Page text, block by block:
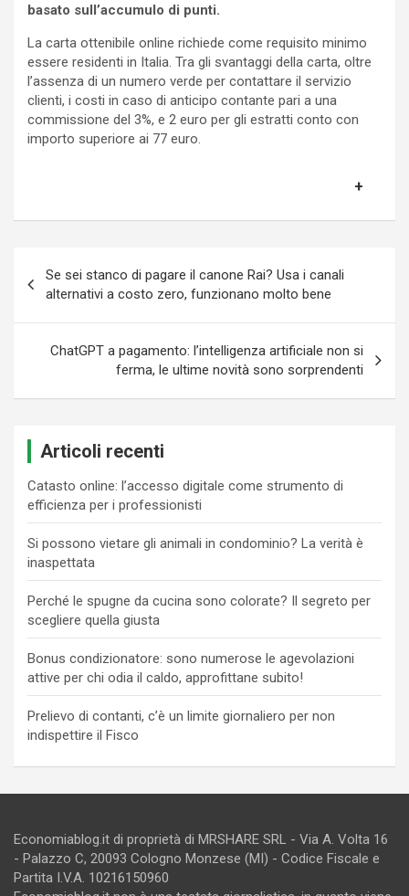
basato sull’accumulo di punti.
La carta ottenibile online richiede come requisito minimo
essere residenti in Italia. Tra gli svantaggi della carta, oltre
l’assenza di un numero verde per contattare il servizio
clienti, i costi in caso di anticipo contante pari a una
commissione del 3%, e 2 euro per gli estratti conto con
importo superiore ai 77 euro.
articoli
Se sei stanco di pagare il canone Rai? Usa i canali
alternativi a costo zero, funzionano molto bene
ChatGPT a pagamento: l’intelligenza artificiale non si
ferma, le ultime novità sono sorprendenti
Articoli recenti
Catasto online: l’accesso digitale come strumento di
efficienza per i professionisti
Si possono vietare gli animali in condominio? La verità è
inaspettata
Perché le spugne da cucina sono colorate? Il segreto per
scegliere quella giusta
Bonus condizionatore: sono numerose le agevolazioni
attive per chi odia il caldo, approfittane subito!
Prelievo di contanti, c’è un limite giornaliero per non
indispettire il Fisco
Economiablog.it di proprietà di MRSHARE SRL - Via A. Volta 16
- Palazzo C, 20093 Cologno Monzese (MI) - Codice Fiscale e
Partita I.V.A. 10216150960